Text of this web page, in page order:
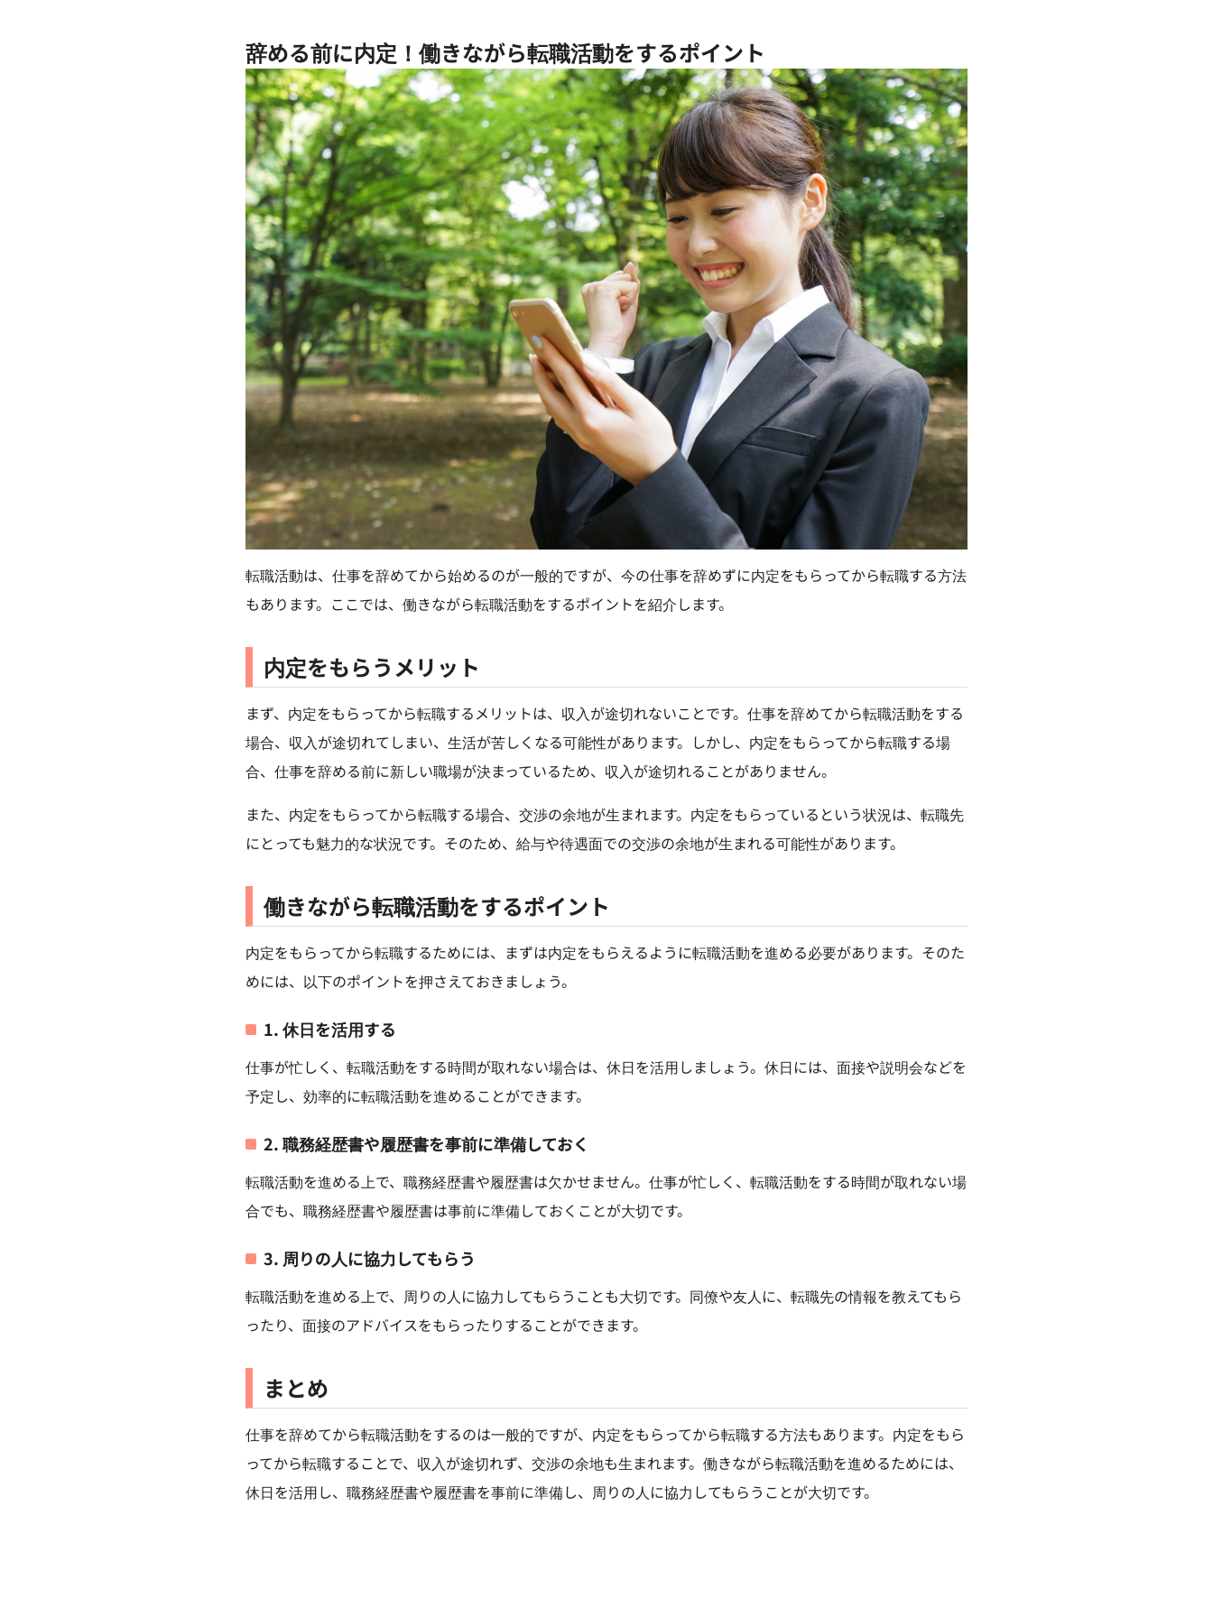
辞める前に内定！働きながら転職活動をするポイント
転職活動は、仕事を辞めてから始めるのが一般的ですが、今の仕事を辞めずに内定をもらってから転職する方法
もあります。ここでは、働きながら転職活動をするポイントを紹介します。
内定をもらうメリット
まず、内定をもらってから転職するメリットは、収入が途切れないことです。仕事を辞めてから転職活動をする
場合、収入が途切れてしまい、生活が苦しくなる可能性があります。しかし、内定をもらってから転職する場
合、仕事を辞める前に新しい職場が決まっているため、収入が途切れることがありません。
また、内定をもらってから転職する場合、交渉の余地が生まれます。内定をもらっているという状況は、転職先
にとっても魅力的な状況です。そのため、給与や待遇面での交渉の余地が生まれる可能性があります。
働きながら転職活動をするポイント
内定をもらってから転職するためには、まずは内定をもらえるように転職活動を進める必要があります。そのた
めには、以下のポイントを押さえておきましょう。
1. 休日を活用する
仕事が忙しく、転職活動をする時間が取れない場合は、休日を活用しましょう。休日には、面接や説明会などを
予定し、効率的に転職活動を進めることができます。
2. 職務経歴書や履歴書を事前に準備しておく
転職活動を進める上で、職務経歴書や履歴書は欠かせません。仕事が忙しく、転職活動をする時間が取れない場
合でも、職務経歴書や履歴書は事前に準備しておくことが大切です。
3. 周りの人に協力してもらう
転職活動を進める上で、周りの人に協力してもらうことも大切です。同僚や友人に、転職先の情報を教えてもら
ったり、面接のアドバイスをもらったりすることができます。
まとめ
仕事を辞めてから転職活動をするのは一般的ですが、内定をもらってから転職する方法もあります。内定をもら
ってから転職することで、収入が途切れず、交渉の余地も生まれます。働きながら転職活動を進めるためには、
休日を活用し、職務経歴書や履歴書を事前に準備し、周りの人に協力してもらうことが大切です。